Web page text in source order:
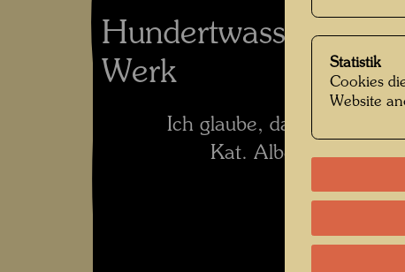
Hundertwassers
Werk
Ich glaube, das war eine
Kat. Albertina, Wien
Statistik
Cookies
Website